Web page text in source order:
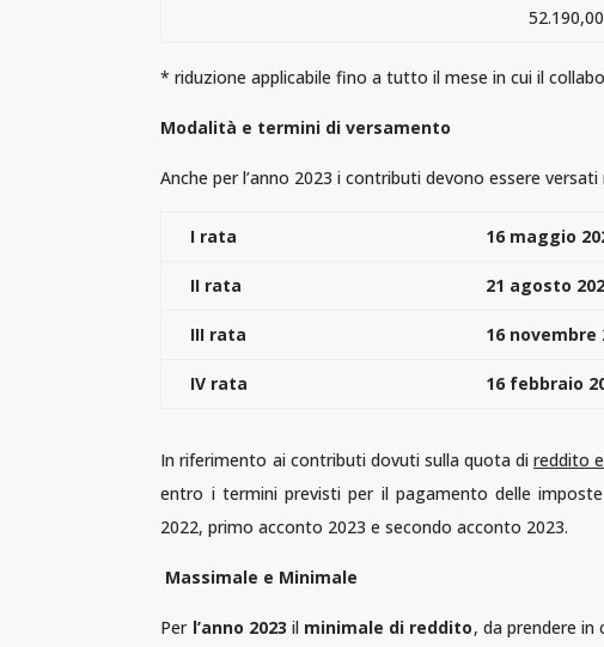
52.190,00
* riduzione applicabile fino a tutto il mese in cui il
Modalità e termini di versamento
Anche per l’anno 2023 i contributi devono essere
I rata 16 maggio
II rata 21 agosto
III rata 16 novembre
IV rata 16 febbraio
In riferimento ai contributi dovuti sulla quota di reddito
entro i termini previsti per il pagamento delle
2022, primo acconto 2023 e secondo acconto 2023.
Massimale e Minimale
Per l’anno 2023 il minimale di reddito, da prendere in